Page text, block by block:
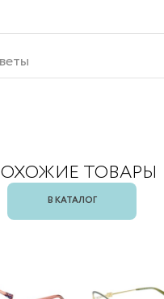
ТОВАРЫ
В КАТАЛОГ